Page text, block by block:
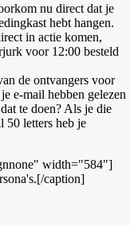
nu direct dat je
hebt hangen.
in actie komen,
voor 12:00 besteld
de ontvangers voor
e-mail hebben gelezen
te doen? Als je die
50 letters heb je
width="584"]
caption]